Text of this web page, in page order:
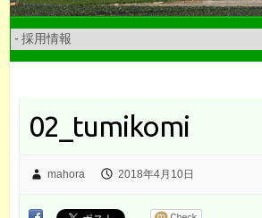
02_tumikomi
mahora 2018年4月10日